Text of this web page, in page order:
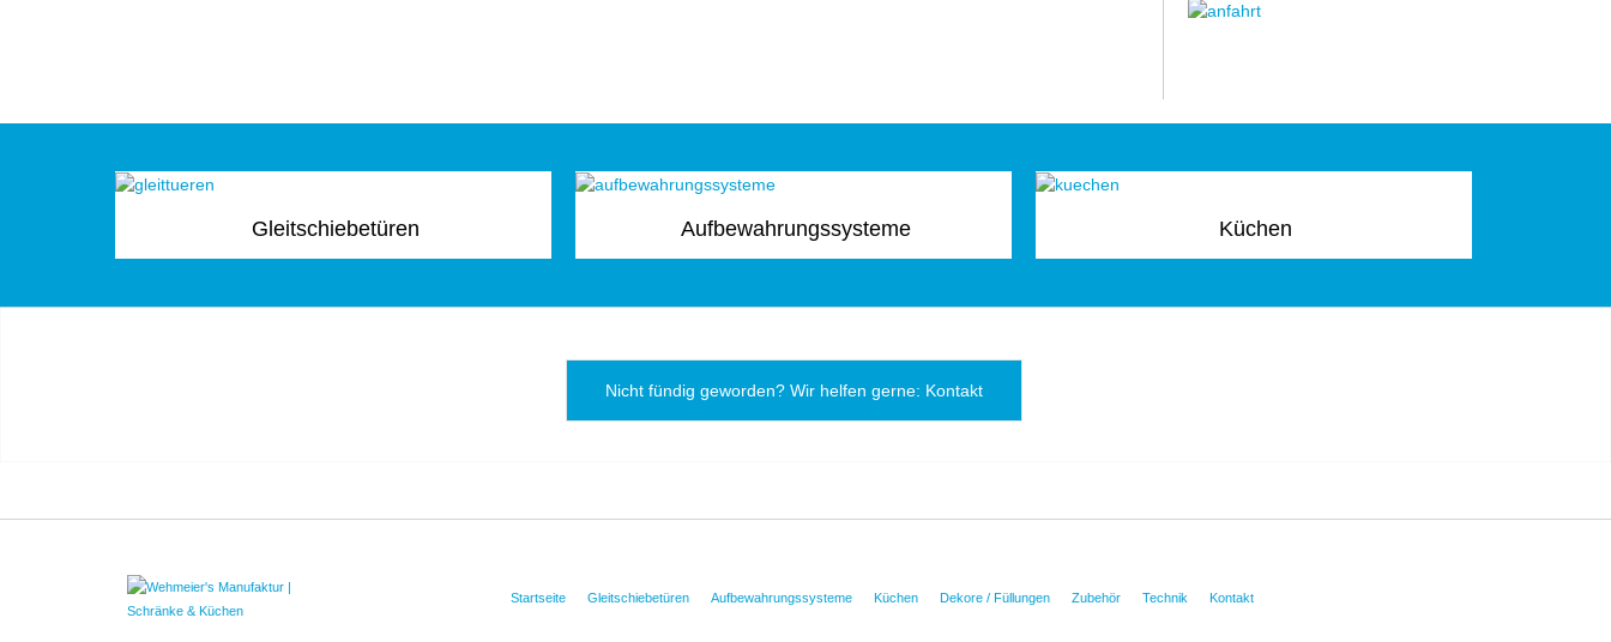
Gleitschiebetüren Aufbewahrungssysteme Küchen
Nicht fündig geworden? Wir helfen gerne: Kontakt
Startseite Gleitschiebetüren Aufbewahrungssysteme Küchen Dekore / Füllungen Zubehör Technik Kontakt